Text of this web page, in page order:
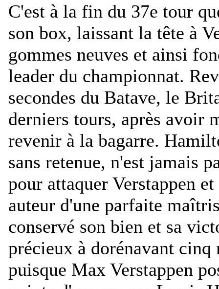
C'est à la fin du 37e tour
son box, laissant la tête à
gommes neuves et ainsi
leader du championnat.
secondes du Batave, le
derniers tours, après avoir
revenir à la bagarre.
sans retenue, n'est jamais
pour attaquer Verstappen
auteur d'une parfaite
conservé son bien et sa
précieux à dorénavant cinq
puisque Max Verstappen